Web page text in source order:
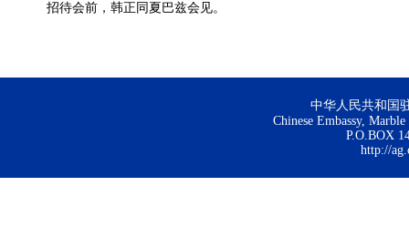
招待会前，韩正同夏巴兹会见。
中华人民共和国
Chinese Embassy,
P.O.BOX
http://